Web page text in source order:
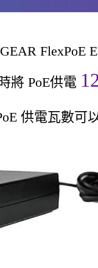
FlexPoE
將 PoE供電
供電瓦數可